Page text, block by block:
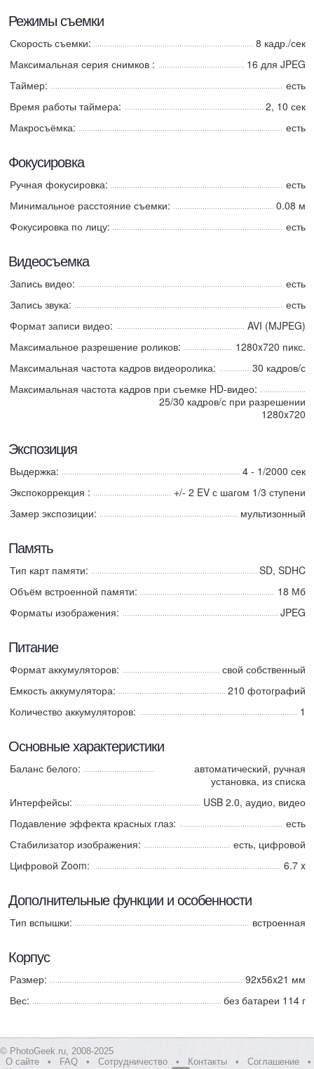
Режимы съемки
Скорость съемки:
8 кадр./сек
Максимальная серия снимков :
16 для JPEG
Таймер:
есть
Время работы таймера:
2, 10 сек
Макросъёмка:
есть
Фокусировка
Ручная фокусировка:
есть
Минимальное расстояние съемки:
0.08 м
Фокусировка по лицу:
есть
Видеосъемка
Запись видео:
есть
Запись звука:
есть
Формат записи видео:
AVI (MJPEG)
Максимальное разрешение роликов:
1280x720 пикс.
Максимальная частота кадров видеоролика:
30 кадров/с
Максимальная частота кадров при съемке HD-видео:
25/30 кадров/с при разрешении
1280x720
Экспозиция
Выдержка:
4 - 1/2000 сек
Экспокоррекция :
+/- 2 EV с шагом 1/3 ступени
Замер экспозиции:
мультизонный
Память
Тип карт памяти:
SD, SDHC
Объём встроенной памяти:
18 Мб
Форматы изображения:
JPEG
Питание
Формат аккумуляторов:
свой собственный
Емкость аккумулятора:
210 фотографий
Количество аккумуляторов:
1
Основные характеристики
Баланс белого:
автоматический, ручная
установка, из списка
Интерфейсы:
USB 2.0, аудио, видео
Подавление эффекта красных глаз:
есть
Стабилизатор изображения:
есть, цифровой
Цифровой Zoom:
6.7 x
Дополнительные функции и особенности
Тип вспышки: встроенная
Корпус
Размер:
92x56x21 мм
Вес:
без батареи 114 г
© PhotoGeek.ru, 2008-2025
О сайте
• FAQ • Сотрудничество • Контакты • Соглашение
•